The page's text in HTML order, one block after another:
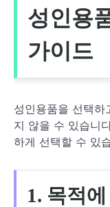
성인용
가이드
성인용품을 선택
지 않을 수 있습니
하게 선택할 수 있
1. 목적